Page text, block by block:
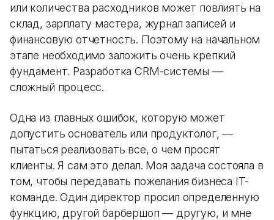
или количества расходников может повлиять на
склад, зарплату мастера, журнал записей и
финансовую отчетность. Поэтому на начальном
этапе необходимо заложить очень крепкий
фундамент. Разработка CRM-системы —
сложный процесс.
Одна из главных ошибок, которую может
допустить основатель или продуктолог, —
пытаться реализовать все, о чем просят
клиенты. Я сам это делал. Моя задача состояла в
том, чтобы передавать пожелания бизнеса IT-
команде. Один директор просил определенную
функцию, другой барбершоп — другую, и мне